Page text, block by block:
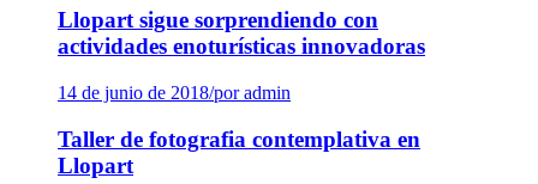
Llopart sigue sorprendiendo con
actividades enoturísticas innovadoras
14 de junio de 2018/por admin
Taller de fotografia contemplativa en
Llopart